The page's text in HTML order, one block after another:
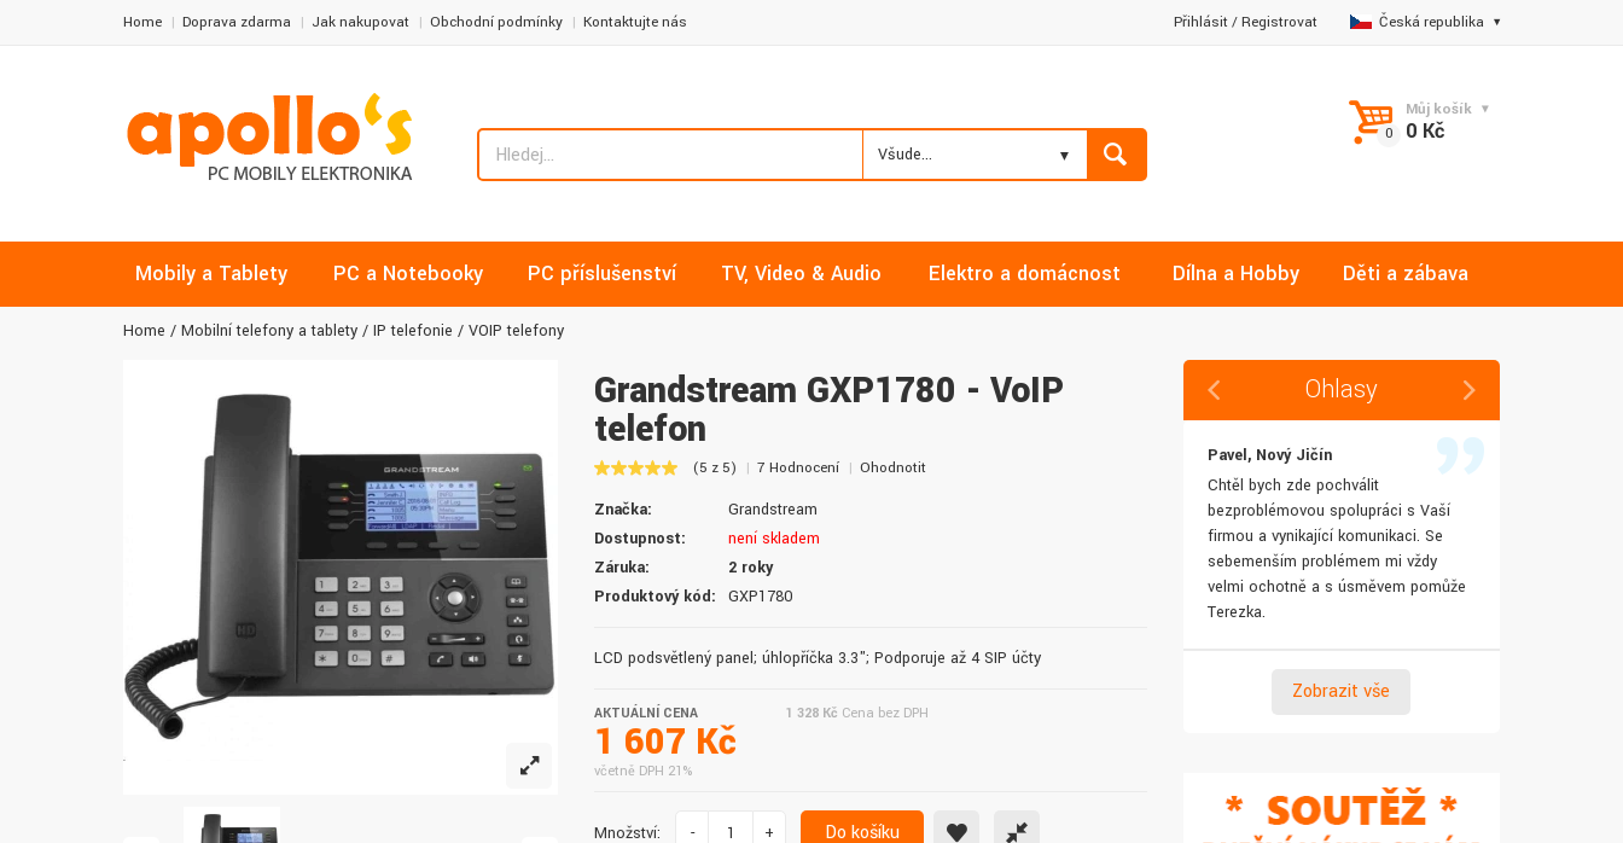
Home Doprava zdarma Jak nakupovat Obchodní podmínky Kontaktujte nás Česká republika
Přihlásit/Registrovat
Všude...
Můj košík
0 Kč
Mobily a Tablety PC a Notebooky PC příslušenství TV, Video & Audio Elektro a domácnost Dílna a Hobby Děti a zábava
Home Mobilní telefony a tablety IP telefonie VOIP telefony
Grandstream GXP1780 - VoIP
telefon
(5 z 5) 7 Hodnocení Ohodnotit
Značka:
Grandstream
Dostupnost:
není skladem
Záruka:
2 roky
Produktový kód:
GXP1780
LCD podsvětlený panel; úhlopříčka 3.3"; Podporuje až 4 SIP účty
AKTUÁLNÍ CENA
1 607 Kč
včetně DPH 21%
1 328 Kč Cena bez DPH
Množství: - + Do košíku
Ohlasy
Milan, Mělník
vždy v pořádku. Vše skladem a za
normální ceny. Třešničkou na dortu je
doručení do druhého dne.
Pavel, Nový Jičín
Chtěl bych zde pochválit
bezproblémovou spolupráci s Vaší
firmou a vynikající komunikaci. Se
sebemenším problémem mi vždy
velmi ochotně a s úsměvem pomůže
Terezka.
Zobrazit vše